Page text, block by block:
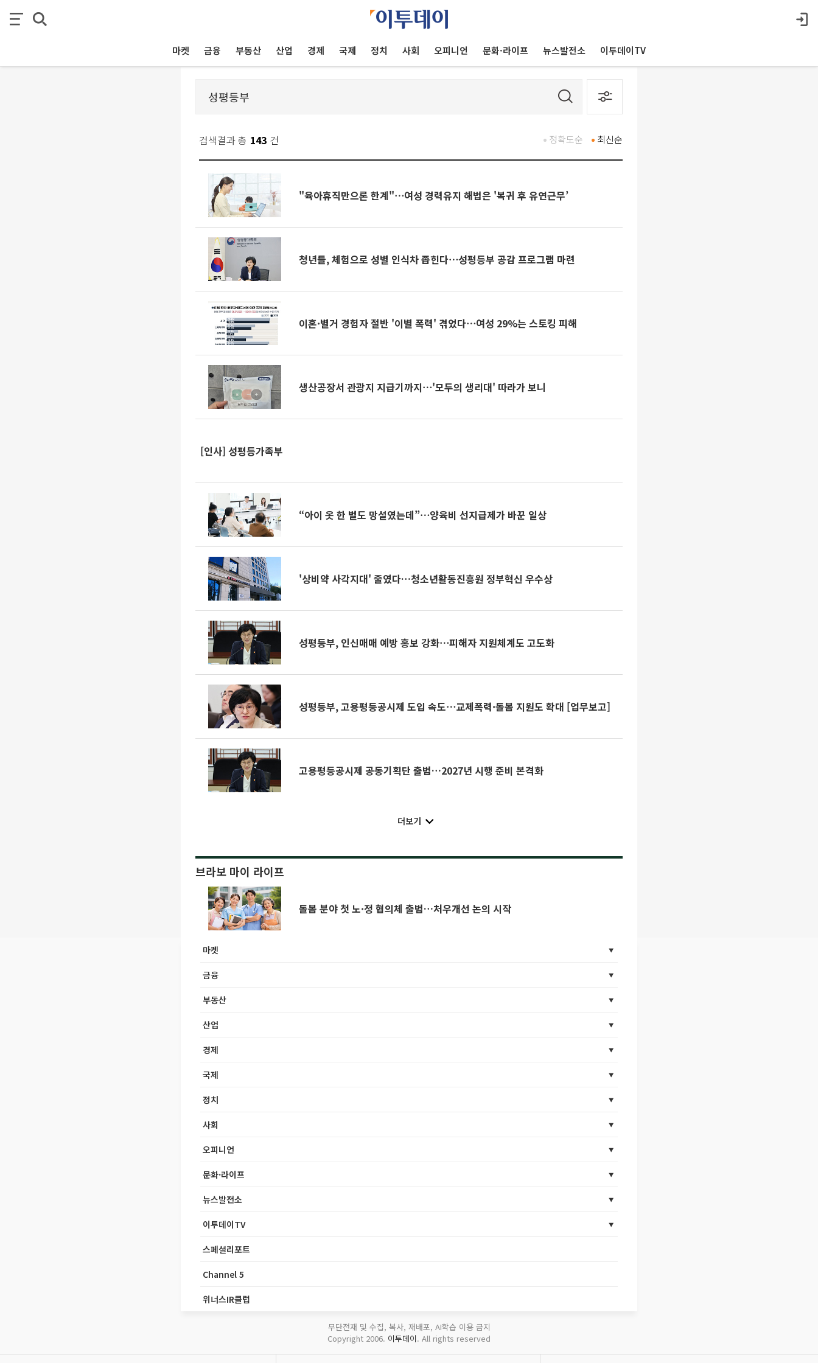
마켓 금융 부동산 산업 경제 국제 정치 사회 오피니언 문화·라이프 뉴스발전소 이투데이TV
검색결과 총 143 건 최신순
정확도순
"육아휴직만으론 한계"⋯여성 경력유지 해법은 '복귀 후 유연근무’
청년들, 체험으로 성별 인식차 좁힌다⋯성평등부 공감 프로그램 마련
이혼·별거 경험자 절반 '이별 폭력' 겪었다⋯여성 29%는 스토킹 피해
생산공장서 관광지 지급기까지⋯'모두의 생리대' 따라가 보니
[인사] 성평등가족부
“아이 옷 한 벌도 망설였는데”⋯양육비 선지급제가 바꾼 일상
'상비약 사각지대' 줄였다…청소년활동진흥원 정부혁신 우수상
성평등부, 인신매매 예방 홍보 강화⋯피해자 지원체계도 고도화
성평등부, 고용평등공시제 도입 속도⋯교제폭력·돌봄 지원도 확대 [업무보고]
고용평등공시제 공동기획단 출범…2027년 시행 준비 본격화
더보기
브라보 마이 라이프
돌봄 분야 첫 노·정 협의체 출범…처우개선 논의 시작
마켓
금융
부동산
산업
경제
국제
정치
사회
오피니언
문화·라이프
뉴스발전소
이투데이TV
스페셜리포트
Channel 5
위너스IR클럽
무단전재 및 수집, 복사, 재배포, AI학습 이용 금지
Copyright 2006. 이투데이. All rights reserved